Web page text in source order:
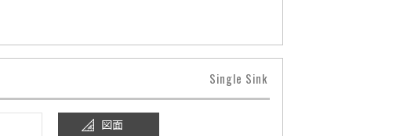
Single Sink
図面